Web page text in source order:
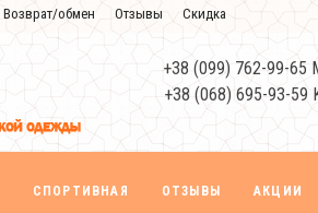
Возврат/обмен Отзывы Скидка
+38 (099) 762-99-65
+38 (068) 695-93-59
СПОРТИВНАЯ ОТЗЫВЫ АКЦИИ